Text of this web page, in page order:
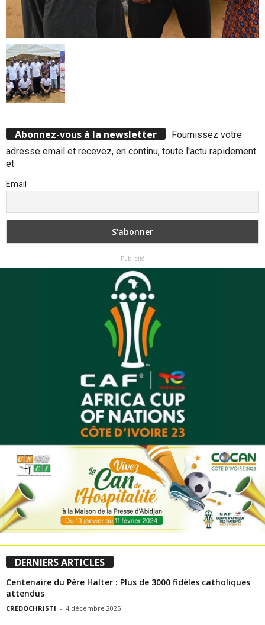
Abonnez-vous à la newsletter
Fournissez votre
adresse email et recevez, en continu, toute l'actu rapidement
et
Email
- Publicité -
DERNIERS ARTICLES
Centenaire du Père Halter : Plus de 3000 fidèles catholiques
attendus
CREDOCHRISTI - 4 décembre 2025